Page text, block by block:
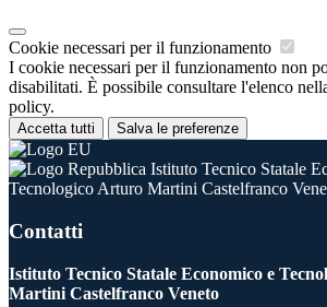
Cookie necessari per il funzionamento
I cookie necessari per il funzionamento non
disabilitati. È possibile consultare l'elenco
policy.
Accetta tutti Salva le preferenze
Istituto Tecnico Statale
Tecnologico Arturo Martini Castelfranco
Contatti
Istituto Tecnico Statale Economico e
Martini Castelfranco Veneto